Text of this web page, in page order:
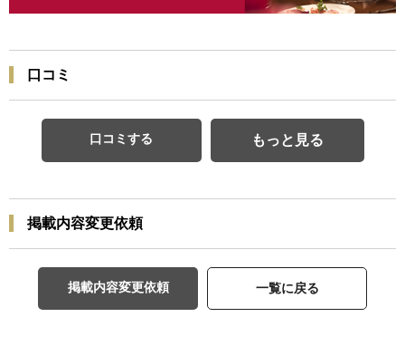
口コミ
口コミする もっと見る
掲載内容変更依頼
掲載内容変更依頼 一覧に戻る